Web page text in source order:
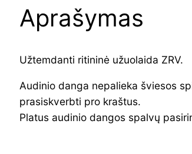
Aprašymas
Užtemdanti ritininė užuolaida ZRV.
Audinio danga nepalieka šviesos
prasiskverbti pro kraštus.
Platus audinio dangos spalvų